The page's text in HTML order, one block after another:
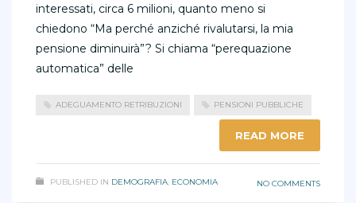
interessati, circa 6 milioni, quanto meno si
chiedono “Ma perché anziché rivalutarsi, la mia
pensione diminuirà”? Si chiama “perequazione
automatica” delle
ADEGUAMENTO RETRIBUZIONI PENSIONI PUBBLICHE
READ MORE
PUBLISHED IN DEMOGRAFIA, ECONOMIA NO COMMENTS